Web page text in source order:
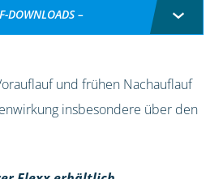
DOWNLOADS –
und frühen Nachauflauf
insbesondere über den